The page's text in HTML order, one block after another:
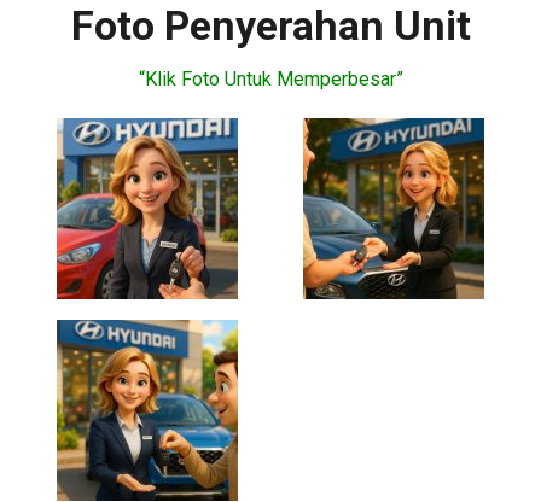
Foto Penyerahan Unit
“Klik Foto Untuk Memperbesar”